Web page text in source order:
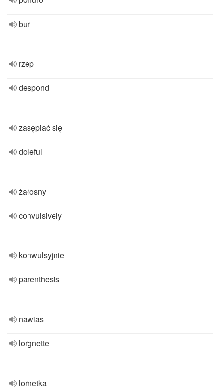
bur
rzep
despond
zasępiać się
doleful
żałosny
convulsively
konwulsyjnie
parenthesis
nawias
lorgnette
lornetka